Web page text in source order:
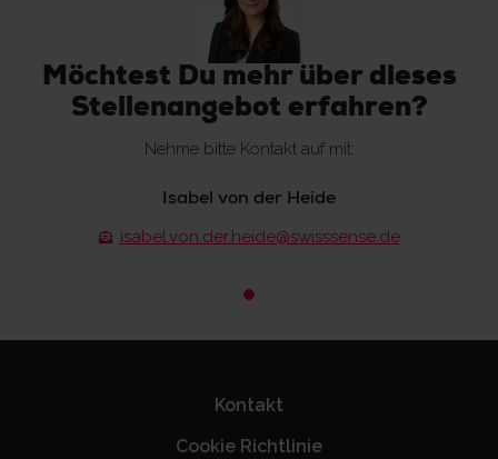
Möchtest Du mehr über dieses
Stellenangebot erfahren?
Nehme bitte Kontakt auf mit:
Isabel von der Heide
isabel.von.der.heide@swisssense.de
Kontakt
Cookie Richtlinie